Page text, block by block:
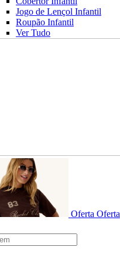
Jogo de Lençol Infantil
Roupão Infantil
Ver Tudo
Oferta Oferta